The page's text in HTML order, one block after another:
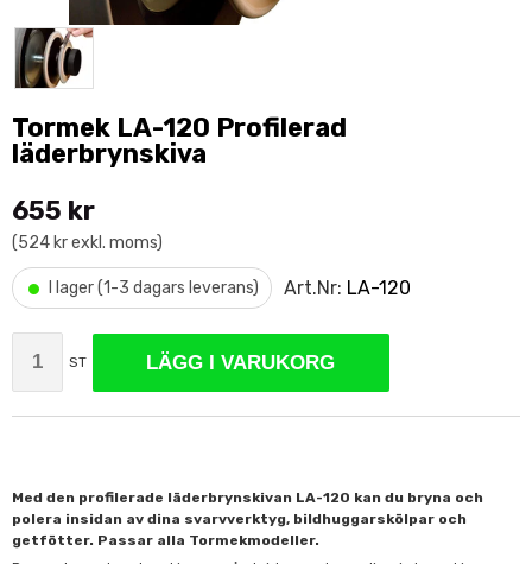
Tormek LA-120 Profilerad
läderbrynskiva
655 kr
(524 kr exkl. moms)
• I lager (1-3 dagars leverans) Art.Nr: LA-120
ST LÄGG I VARUKORG
Med den profilerade läderbrynskivan LA-120 kan du bryna och
polera insidan av dina svarvverktyg, bildhuggarskölpar och
getfötter. Passar alla Tormekmodeller.